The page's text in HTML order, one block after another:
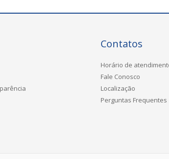
Contatos
Horário de
Fale Conosco
Localização
Perguntas Frequentes